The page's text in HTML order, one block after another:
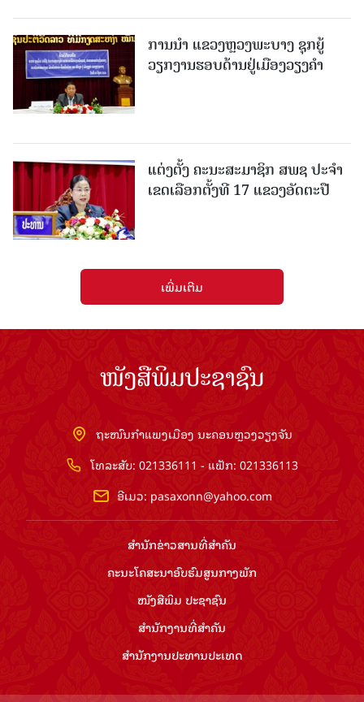
ການນຳ ແຂວງຫຼວງພະບາງ ຊຸກຍູ້
ວຽກງານຮອບດ້ານຢູ່ເມືອງວຽງຄໍາ
ແຕ່ງຕັ້ງ ຄະນະສະມາຊິກ ສພຊ ປະຈຳ
ເຂດເລືອກຕັ້ງທີ 17 ແຂວງອັດຕະປື
ເພີ່ມເຕີມ
ໜັງສືພິມປະຊາຊົນ
ຖະໜົນກຳແພງເມືອງ ນະຄອນຫຼວງວຽງຈັນ
ໂທລະສັບ: 021336111 - ແຟັກ: 021336113
ອີເມວ: pasaxonn@yahoo.com
ສຳ​ນັກ​ຂ່າວ​ສານ​ທີ່​ສຳ​ຄັນ​
ຄະນະໂຄສະນາອົບຮົມ​ສູນ​ກາງ​ພັກ
ໜັງສືພິມ ປະ​ຊາ​ຊົນ
ສຳ​ນັກ​ງານ​ທີ່​ສຳ​ຄັນ
ສຳ​ນັກ​ງານ​ປະ​ທານ​ປະ​ເທດ